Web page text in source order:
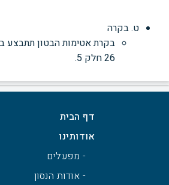
ט. בקרה
בקרת אטימות הבטון תתבצע
26 חלק 5.
דף הבית
אודותינו
- מפעלים
- אודות הנסון